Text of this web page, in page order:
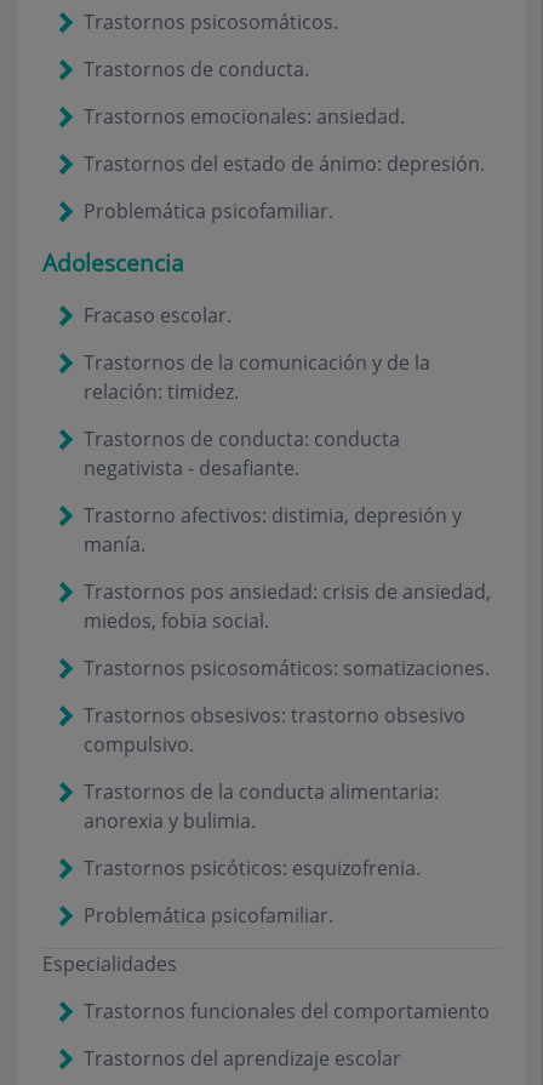
Trastornos psicosomáticos.
Trastornos de conducta.
Trastornos emocionales: ansiedad.
Trastornos del estado de ánimo: depresión.
Problemática psicofamiliar.
Adolescencia
Fracaso escolar.
Trastornos de la comunicación y de la
relación: timidez.
Trastornos de conducta: conducta
negativista - desafiante.
Trastorno afectivos: distimia, depresión y
manía.
Trastornos pos ansiedad: crisis de ansiedad,
miedos, fobia social.
Trastornos psicosomáticos: somatizaciones.
Trastornos obsesivos: trastorno obsesivo
compulsivo.
Trastornos de la conducta alimentaria:
anorexia y bulimia.
Trastornos psicóticos: esquizofrenia.
Problemática psicofamiliar.
Especialidades
Trastornos funcionales del comportamiento
Trastornos del aprendizaje escolar